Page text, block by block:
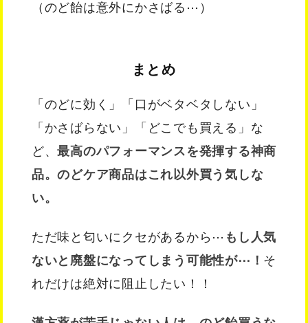
（のど飴は意外にかさばる⋯）
まとめ
「のどに効く」「口がベタベタしない」
「かさばらない」「どこでも買える」な
ど、最高のパフォーマンスを発揮する神商
品。のどケア商品はこれ以外買う気しな
い。
ただ味と匂いにクセがあるから⋯ もし人気
ないと廃盤になってしまう可能性が⋯！ そ
れだけは絶対に阻止したい！！